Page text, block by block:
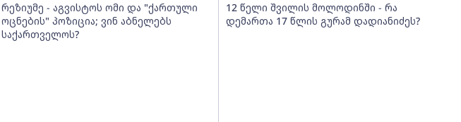
რეზიუმე - აგვისტოს ომი და "ქართული
ოცნების" პოზიცია; ვინ აბნელებს
საქართველოს?
12 წელი შვილის მოლოდინში - რა
დემართა 17 წლის გურამ დადიანიძეს?